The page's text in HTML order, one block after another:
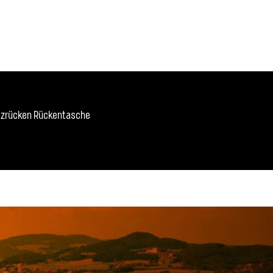
Rückentasche